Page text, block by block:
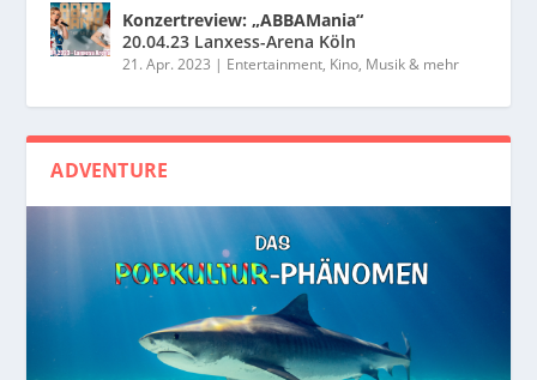
Konzertreview: „ABBAMania“
20.04.23 Lanxess-Arena Köln
21. Apr. 2023 | Entertainment, Kino, Musik & mehr
ADVENTURE